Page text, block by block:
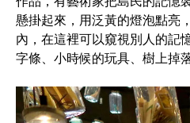
懸掛起來，用泛黃的燈泡點亮
內，在這裡可以窺視別人的記
字條、小時候的玩具、樹上掉